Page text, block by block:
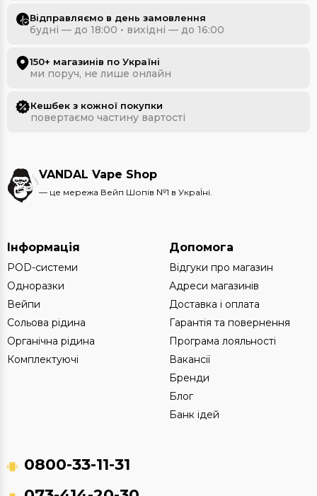
Відправляємо в день замовлення
будні — до 18:00 • вихідні — до 16:00
150+ магазинів по Україні
ми поруч, не лише онлайн
Кешбек з кожної покупки
повертаємо частину вартості
VANDAL Vape Shop
— це мережа Вейп Шопів №1 в УкраЇні.
Інформація
POD-системи
Одноразки
Вейпи
Сольова рідина
Органічна рідина
Комплектуючі
Допомога
Відгуки про магазин
Адреси магазинів
Доставка і оплата
Гарантія та повернення
Програма лояльності
Вакансії
Бренди
Блог
Банк ідей
0800-33-11-31